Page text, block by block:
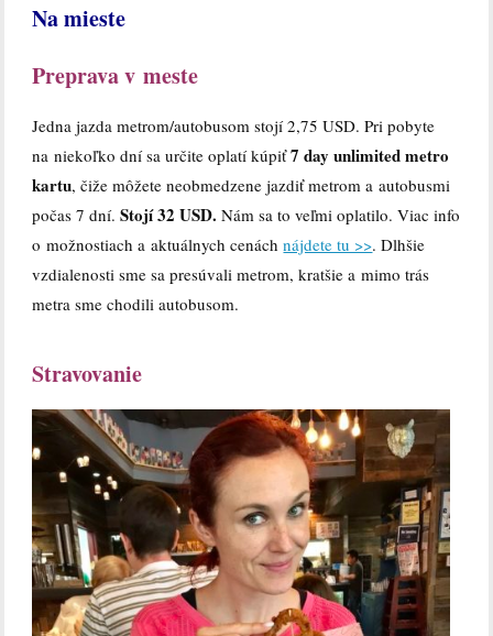
Na mieste
Preprava v meste
Jedna jazda metrom/autobusom stojí 2,75 USD. Pri pobyte
na niekoľko dní sa určite oplatí kúpiť7 day unlimited metro
kartu, čiže môžete neobmedzene jazdiť metrom a autobusmi
počas 7 dní.Stojí 32 USD. Nám sa to veľmi oplatilo. Viac info
o možnostiach a aktuálnych cenáchnájdete tu >>. Dlhšie
vzdialenosti sme sa presúvali metrom, kratšie a mimo trás
metra sme chodili autobusom.
Stravovanie